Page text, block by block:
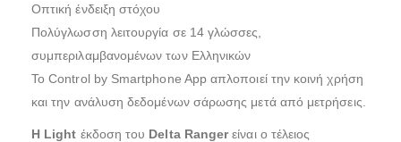
Οπτική ένδειξη στόχου
Πολύγλωσση λειτουργία σε 14 γλώσσες,
συμπεριλαμβανομένων των Ελληνικών
Το Control by Smartphone App απλοποιεί την κοινή χρήση
και την ανάλυση δεδομένων σάρωσης μετά από μετρήσεις.
Η Light έκδοση του Delta Rangerείναι ο τέλειος